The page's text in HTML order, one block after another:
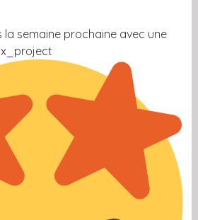
la semaine prochaine avec une